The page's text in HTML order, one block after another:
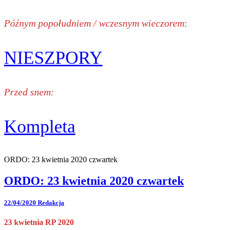
Późnym popołudniem / wczesnym wieczorem:
NIESZPORY
Przed snem:
Kompleta
ORDO: 23 kwietnia 2020 czwartek
ORDO: 23 kwietnia 2020 czwartek
22/04/2020 Redakcja
23 kwietnia RP 2020